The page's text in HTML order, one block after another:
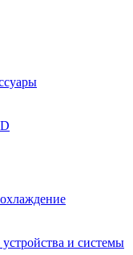
и системы